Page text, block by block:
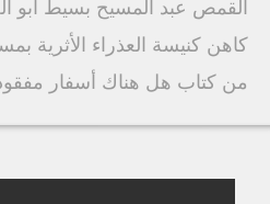
القمص عبد المسيح بسيط أبو
كاهن كنيسة العذراء الأثرية
من كتاب هل هناك أسفار